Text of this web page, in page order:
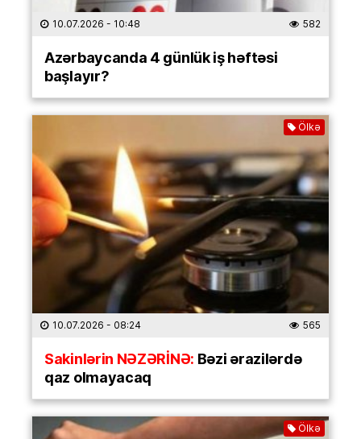
10.07.2026 - 10:48 582
Azərbaycanda 4 günlük iş həftəsi
başlayır?
Ölkə
10.07.2026 - 08:24 565
Sakinlərin NƏZƏRİNƏ: Bəzi ərazilərdə
qaz olmayacaq
Ölkə